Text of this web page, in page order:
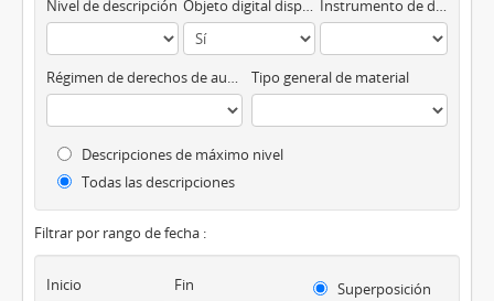
Nivel de descripción Objeto digital disponibles Instrumento de descripción
Régimen de derechos de autor Tipo general de material
Descripciones de máximo nivel
Todas las descripciones
Filtrar por rango de fecha :
Inicio Fin
Superposición